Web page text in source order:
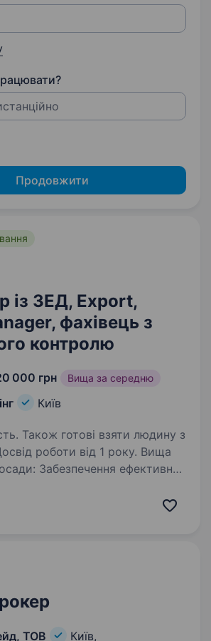
Продовжити
із ЗЕД, Export,
фахівець з
контролю
000 грн Вища за середню
Київ
Також готові взяти людину з
роботи від 1 року. Вища
діяльності підприємств
з державними…
ТОВ Київ,